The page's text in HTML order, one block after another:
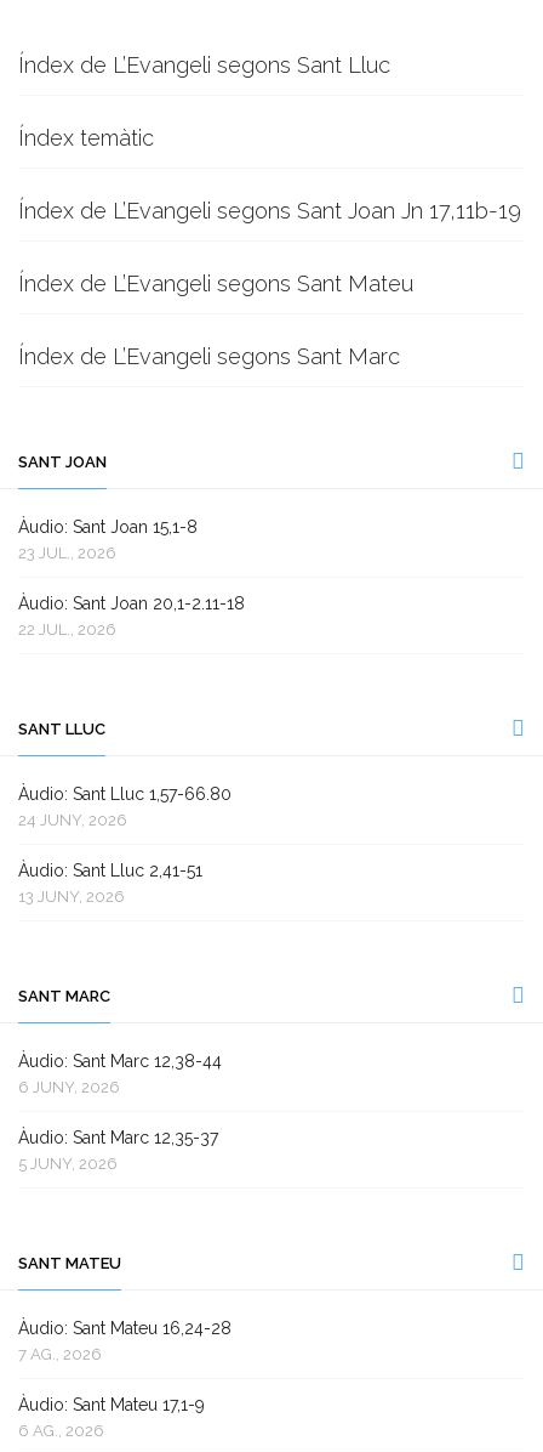
Índex de L’Evangeli segons Sant Lluc
Índex temàtic
Índex de L’Evangeli segons Sant Joan Jn 17,11b-19
Índex de L’Evangeli segons Sant Mateu
Índex de L’Evangeli segons Sant Marc
SANT JOAN
Àudio: Sant Joan 15,1-8
23 JUL., 2026
Àudio: Sant Joan 20,1-2.11-18
22 JUL., 2026
SANT LLUC
Àudio: Sant Lluc 1,57-66.80
24 JUNY, 2026
Àudio: Sant Lluc 2,41-51
13 JUNY, 2026
SANT MARC
Àudio: Sant Marc 12,38-44
6 JUNY, 2026
Àudio: Sant Marc 12,35-37
5 JUNY, 2026
SANT MATEU
Àudio: Sant Mateu 16,24-28
7 AG., 2026
Àudio: Sant Mateu 17,1-9
6 AG., 2026